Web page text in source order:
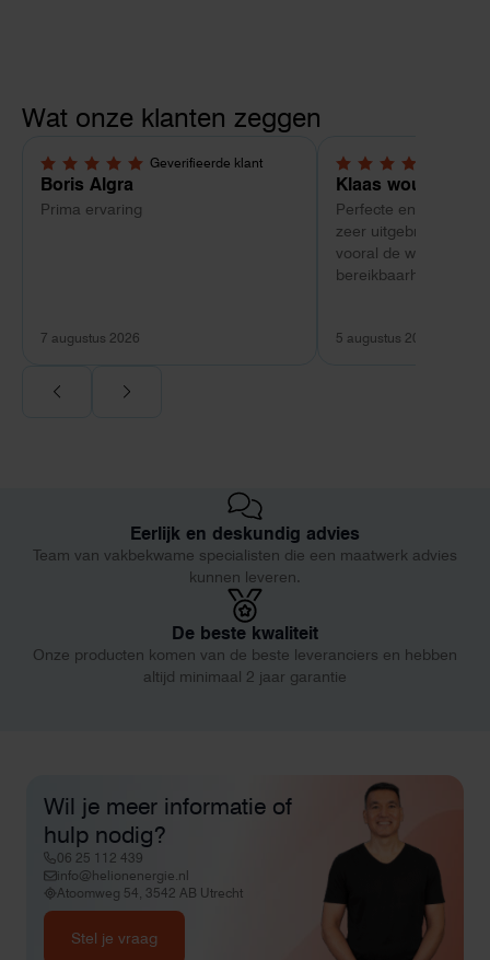
Wat onze klanten zeggen
Geverifieerde klant
5,0 van 5 sterren
Boris Algra
Prima ervaring
7 augustus 2026
5,0 van 5 sterren
Klaas wouterlood
Perfecte en complete
zeer uitgebreide
vooral de waanzinnig
bereikbaarheid en
5 augustus 2026
Eerlijk en deskundig advies
Team van vakbekwame specialisten die een maatwerk advies
kunnen leveren.
De beste kwaliteit
Onze producten komen van de beste leveranciers en hebben
altijd minimaal 2 jaar garantie
Wil je meer informatie of
hulp nodig?
06 25 112 439
info@helionenergie.nl
Atoomweg 54, 3542 AB Utrecht
Stel je vraag